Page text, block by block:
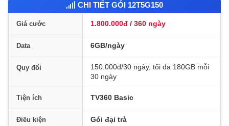
CHI TIẾT GÓI 12T5G150
Giá cước 1.800.000đ / 360 ngày
Data 6GB/ngày
Quy đổi
150.000đ/30 ngày, tối đa 180GB mỗi
30 ngày
Tiện ích TV360 Basic
Điều kiện Gói đại trà